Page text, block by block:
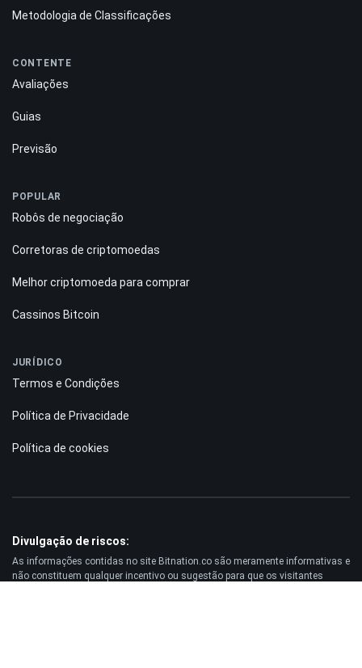
Metodologia de Classificações
CONTENTE
Avaliações
Guias
Previsão
POPULAR
Robôs de negociação
Corretoras de criptomoedas
Melhor criptomoeda para comprar
Cassinos Bitcoin
JURÍDICO
Termos e Condições
Política de Privacidade
Política de cookies
Divulgação de riscos:
As informações contidas no site Bitnation.co são meramente informativas e
não constituem qualquer incentivo ou sugestão para que os visitantes